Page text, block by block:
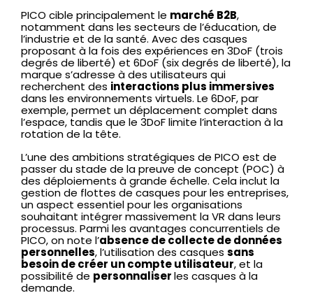
PICO cible principalement le marché B2B,
notamment dans les secteurs de l’éducation, de
l’industrie et de la santé. Avec des casques
proposant à la fois des expériences en 3DoF (trois
degrés de liberté) et 6DoF (six degrés de liberté), la
marque s’adresse à des utilisateurs qui
recherchent des interactions plus immersives
dans les environnements virtuels. Le 6DoF, par
exemple, permet un déplacement complet dans
l’espace, tandis que le 3DoF limite l’interaction à la
rotation de la tête.
L’une des ambitions stratégiques de PICO est de
passer du stade de la preuve de concept (POC) à
des déploiements à grande échelle. Cela inclut la
gestion de flottes de casques pour les entreprises,
un aspect essentiel pour les organisations
souhaitant intégrer massivement la VR dans leurs
processus. Parmi les avantages concurrentiels de
PICO, on note l’absence de collecte de données
personnelles, l’utilisation des casques sans
besoin de créer un compte utilisateur, et la
possibilité de personnaliserles casques à la
demande.